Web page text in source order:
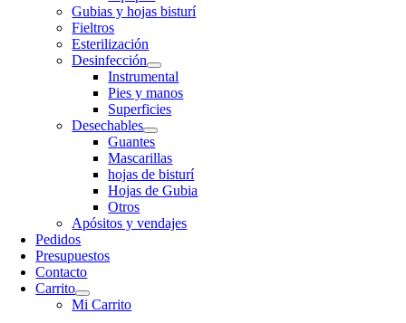
Gubias y hojas bisturí
Fieltros
Esterilización
Desinfección
Instrumental
Pies y manos
Superficies
Desechables
Guantes
Mascarillas
hojas de bisturí
Hojas de Gubia
Otros
Apósitos y vendajes
Pedidos
Presupuestos
Contacto
Carrito
Mi Carrito